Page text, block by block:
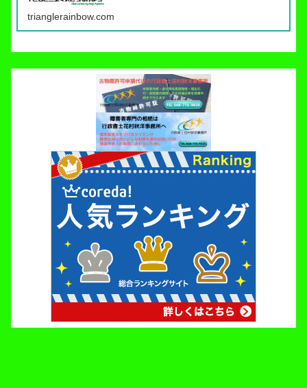
月〜１２月）令和４年トライアングルレイン
ボー活動報告（１月～６月）令和３年トライ
trianglerainbow.com